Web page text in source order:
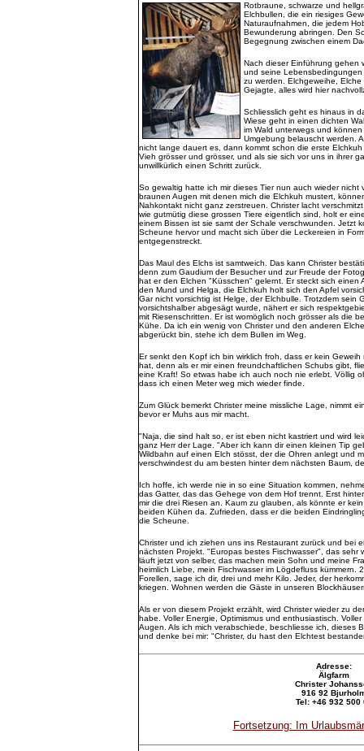
Rotbraune, schwarze und
Elchbullen, die ein riesiges
Naturaufnahmen, die jedem
Bewunderung abringen. Den
Begegnung zwischen einem
Nach dieser Einführung gehen
und seine
zu werden. Elchgeweihe,
Gejagte, alles wird hier
Schliesslich geht es hinaus in
Wiese geht in einen dichten
im Wald unterwegs und
Umgebung belauscht werden.
nicht lange dauert es, dann kommt schon die erste
Vieh grösser und grösser, und als sie sich vor uns in ihrer
unwillkürlich einen Schritt zurück.
So gewaltig hatte ich mir dieses Tier nun auch wieder
braunen Augen mit denen mich die Elchkuh mustert,
Nahkontakt nicht ganz zerstreuen. Christer lacht
wie gutmütig diese grossen Tiere eigentlich sind, holt er
einem Bissen ist sie samt der Schale verschwunden. Jetzt
Scheune hervor und macht sich über die Leckereien in
entgegenstreckt.
Das Maul des Elchs ist samtweich. Das kann Christer
denn zum Gaudium der Besucher und zur Freude der
hat er den Elchen "Küsschen" gelernt. Er steckt sich einen
den Mund und Helga, die Elchkuh holt sich den Apfel
Gar nicht vorsichtig ist Helge, der Elchbulle. Trotzdem sein
vorsichtshalber abgesägt wurde, nähert er sich
mit Riesenschritten. Er ist womöglich noch grösser als die
Kühe. Da ich ein wenig von Christer und den anderen
abgerückt bin, stehe ich dem Bullen im Weg.
Er senkt den Kopf ich bin wirklich froh, dass er kein Geweih
hat, denn als er mir einen freundchaftlichen Schubs gibt,
eine Kraft! So etwas habe ich auch noch nie erlebt. Völlig
dass ich einen Meter weg mich wieder finde.
Zum Glück bemerkt Christer meine missliche Lage, nimmt
bevor er Muhs aus mir macht.
"Naja, die sind halt so, er ist eben nicht kastriert und wird
ganz Herr der Lage. "Aber ich kann dir einen kleinen Tip
Wildbahn auf einen Elch stösst, der die Ohren anlegt und
verschwindest du am besten hinter dem nächsten Baum,
Ich hoffe, ich werde nie in so eine Situation kommen,
das Gatter, das das Gehege von dem Hof trennt. Erst
mir die drei Riesen an. Kaum zu glauben, als könnte er
beiden Kühen da. Zufrieden, dass er die beiden
die Scheune.
Christer und ich ziehen uns ins Restaurant zurück und bei
nächsten Projekt. "Europas bestes Fischwasser", das sehr
läuft jetzt von selber, das machen mein Sohn und meine
heimlich Liebe, mein Fischwasser im Lögdefluss kümmern.
Forellen, sage ich dir, drei und mehr Kilo. Jeder, der
kriegen. Wohnen werden die Gäste in unseren
Als er von diesem Projekt erzählt, wird Christer wieder zu
habe. Voller Energie, Optimismus und enthusiastisch.
Augen. Als ich mich verabschiede, beschliesse ich, dieses
und denke bei mir: "Christer, du hast den Elchtest
Adresse:
Älgfarm
Christer
916 92
Tel: +46 932 500
Fortsetzung: Im